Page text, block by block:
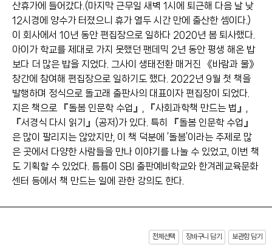
산휴가에 들어갔다.(마지막 근무일 새벽 1시에 퇴근해 다음 날 낮
12시경에 양수가 터졌으니 휴가 열두 시간 만에 출산한 셈이다.)
이 회사에서 10년 동안 편집장으로 일하다 2020년 봄 퇴사했다.
아이가 학교를 제대로 가지 못했던 팬데믹 2년 동안 평생 해온 밥
보다 더 많은 밥을 지었다. 그사이 생태전환 매거진 《바람과 물》
창간에 참여해 편집장으로 일하기도 했다. 2022년 9월 첫 책을
발행하며 정식으로 돌고래 출판사의 대표이자 편집장이 되었다.
지은 책으로 『돌봄 인문학 수업』, 『사회과학책 만드는 법』,
『서경식 다시 읽기』(공저)가 있다. 특히 『돌봄 인문학 수업』
은 많이 팔리지는 않았지만, 이 책 덕분에 ‘돌봄’이라는 주제로 많
은 곳에서 다양한 사람들을 만나 이야기를 나눌 수 있었고, 이번 책
도 기획할 수 있었다. 틈틈이 SBI 출판예비학교와 한겨레교육문화
센터 등에서 책 만드는 일에 관한 강의도 한다.
전체선택 장바구니 담기 보관함 담기